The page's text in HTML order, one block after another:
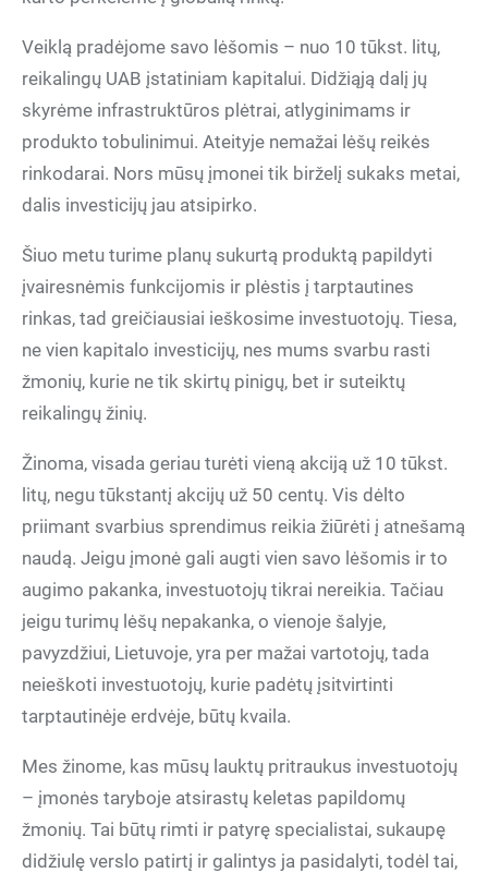
Veiklą pradėjome savo lėšomis – nuo 10 tūkst. litų,
reikalingų UAB įstatiniam kapitalui. Didžiąją dalį jų
skyrėme infrastruktūros plėtrai, atlyginimams ir
produkto tobulinimui. Ateityje nemažai lėšų reikės
rinkodarai. Nors mūsų įmonei tik birželį sukaks metai,
dalis investicijų jau atsipirko.
Šiuo metu turime planų sukurtą produktą papildyti
įvairesnėmis funkcijomis ir plėstis į tarptautines
rinkas, tad greičiausiai ieškosime investuotojų. Tiesa,
ne vien kapitalo investicijų, nes mums svarbu rasti
žmonių, kurie ne tik skirtų pinigų, bet ir suteiktų
reikalingų žinių.
Žinoma, visada geriau turėti vieną akciją už 10 tūkst.
litų, negu tūkstantį akcijų už 50 centų. Vis dėlto
priimant svarbius sprendimus reikia žiūrėti į atnešamą
naudą. Jeigu įmonė gali augti vien savo lėšomis ir to
augimo pakanka, investuotojų tikrai nereikia. Tačiau
jeigu turimų lėšų nepakanka, o vienoje šalyje,
pavyzdžiui, Lietuvoje, yra per mažai vartotojų, tada
neieškoti investuotojų, kurie padėtų įsitvirtinti
tarptautinėje erdvėje, būtų kvaila.
Mes žinome, kas mūsų lauktų pritraukus investuotojų
– įmonės taryboje atsirastų keletas papildomų
žmonių. Tai būtų rimti ir patyrę specialistai, sukaupę
didžiulę verslo patirtį ir galintys ja pasidalyti, todėl tai,